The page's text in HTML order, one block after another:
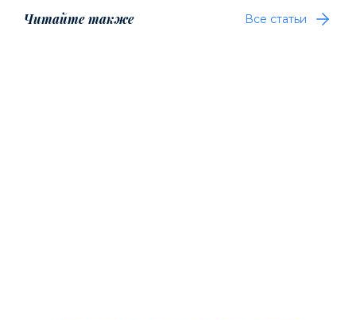
Читайте также Все статьи